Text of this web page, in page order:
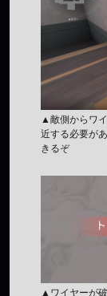
▲敵側からワ
近する必要が
きるぞ
▲ワイヤーが